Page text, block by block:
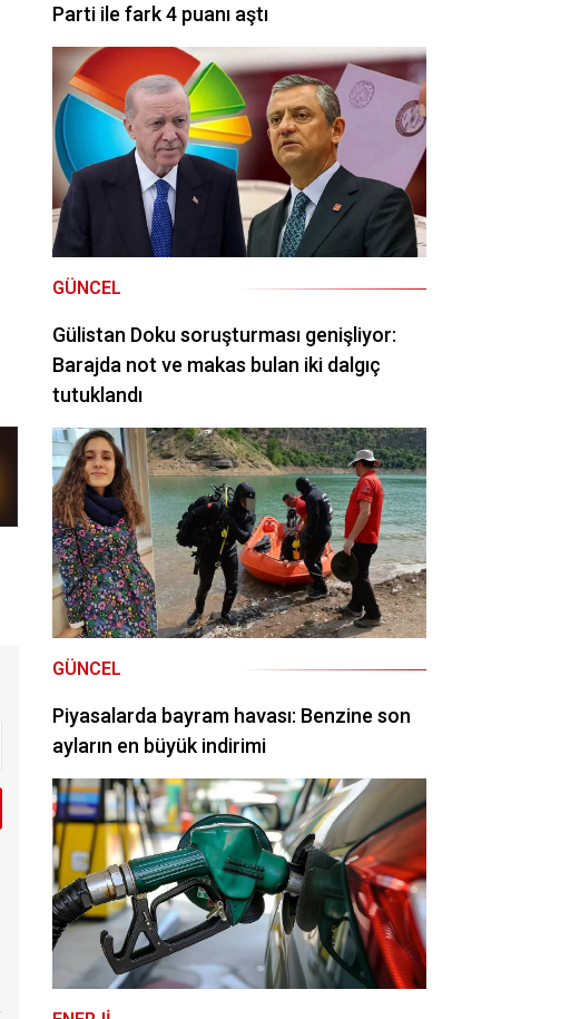
Parti ile fark 4 puanı aştı
GÜNCEL
Gülistan Doku soruşturması genişliyor:
Barajda not ve makas bulan iki dalgıç
tutuklandı
GÜNCEL
Piyasalarda bayram havası: Benzine son
ayların en büyük indirimi